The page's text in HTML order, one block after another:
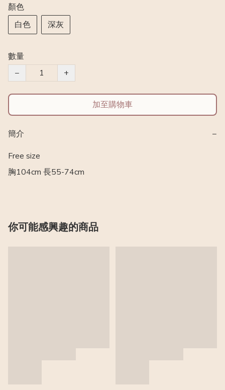
顏色
白色
深灰
數量
−
+
加至購物車
簡介
−
Free size
胸104cm 長55-74cm
你可能感興趣的商品